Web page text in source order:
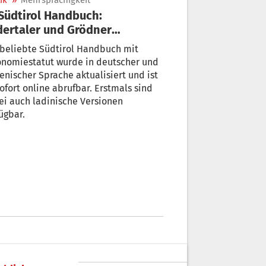
und Grödner
ab sofort online
beliebte Südtirol Handbuch mit
wurde in deutscher und
Sprache aktualisiert und ist
online abrufbar. Erstmals sind
auch ladinische Versionen